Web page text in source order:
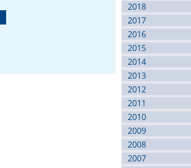
2018
2017
2016
2015
2014
2013
2012
2011
2010
2009
2008
2007